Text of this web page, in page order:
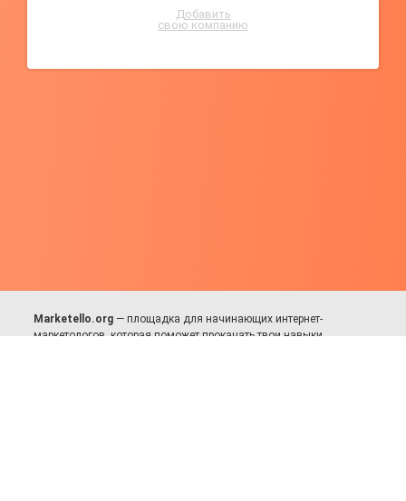
Добавить
свою компанию
Marketello.org — площадка для начинающих интернет-
маркетологов, которая поможет прокачать твои навыки.